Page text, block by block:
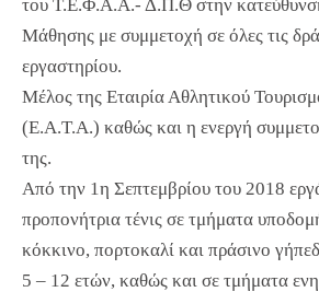
του Τ.Ε.Φ.Α.Α.- Δ.Π.Θ στην
Μάθησης με συμμετοχή σε όλες τις
εργαστηρίου.
Μέλος της Εταιρία Αθλητικού
(Ε.Α.Τ.Α.) καθώς και η ενεργή
της.
Από την 1η Σεπτεμβρίου του 2018
προπονήτρια τένις σε τμήματα
κόκκινο, πορτοκαλί και πράσινο
5 – 12 ετών, καθώς και σε τμήματα